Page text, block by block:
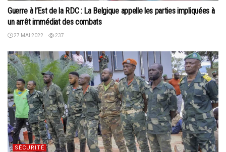
Guerre à l’Est de la RDC : La Belgique appelle les parties impliquées à
un arrêt immédiat des combats
27 MAI 2022 237
SÉCURITÉ